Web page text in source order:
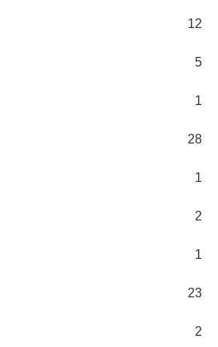
12
5
1
28
1
2
1
23
2